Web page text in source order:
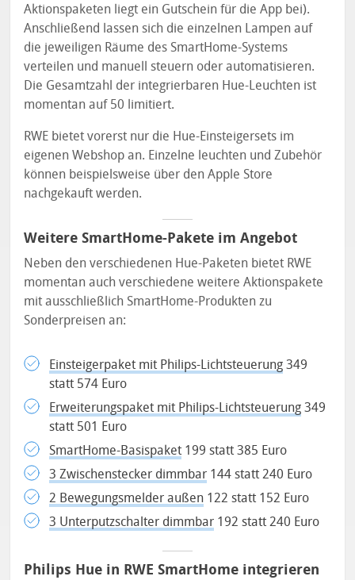
Aktionspaketen liegt ein Gutschein für die App bei).
Anschließend lassen sich die einzelnen Lampen auf
die jeweiligen Räume des SmartHome-Systems
verteilen und manuell steuern oder automatisieren.
Die Gesamtzahl der integrierbaren Hue-Leuchten ist
momentan auf 50 limitiert.
RWE bietet vorerst nur die Hue-Einsteigersets im
eigenen Webshop an. Einzelne leuchten und Zubehör
können beispielsweise über den Apple Store
nachgekauft werden.
Weitere SmartHome-Pakete im Angebot
Neben den verschiedenen Hue-Paketen bietet RWE
momentan auch verschiedene weitere Aktionspakete
mit ausschließlich SmartHome-Produkten zu
Sonderpreisen an:
Einsteigerpaket mit Philips-Lichtsteuerung 349
statt 574 Euro
Erweiterungspaket mit Philips-Lichtsteuerung 349
statt 501 Euro
SmartHome-Basispaket 199 statt 385 Euro
3 Zwischenstecker dimmbar 144 statt 240 Euro
2 Bewegungsmelder außen 122 statt 152 Euro
3 Unterputzschalter dimmbar 192 statt 240 Euro
Philips Hue in RWE SmartHome integrieren